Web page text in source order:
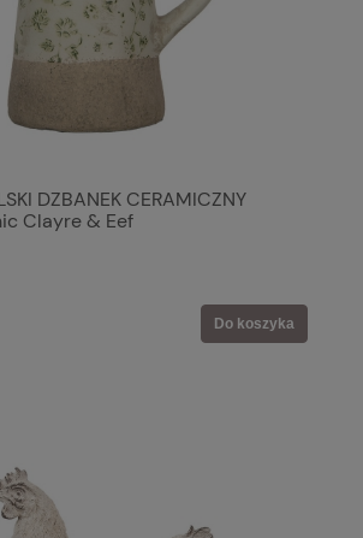
DZBANEK CERAMICZNY
Clayre & Eef
Do koszyka